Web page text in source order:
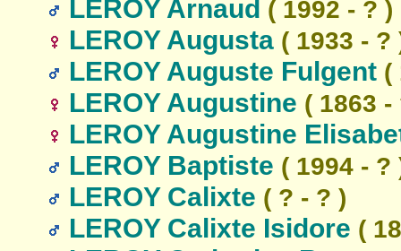
LEROY Arnaud ( 1992 - ? )
LEROY Augusta ( 1933 - ?
LEROY Auguste Fulgent (
LEROY Augustine ( 1863 -
LEROY Augustine
LEROY Baptiste ( 1994 - ?
LEROY Calixte ( ? - ? )
LEROY Calixte Isidore (